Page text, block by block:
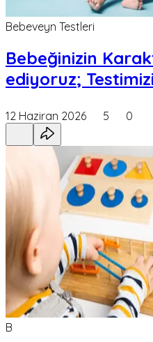
Bebeveyn Testleri
Bebeğinizin
ediyoruz;
12 Haziran 2026 5 0
B